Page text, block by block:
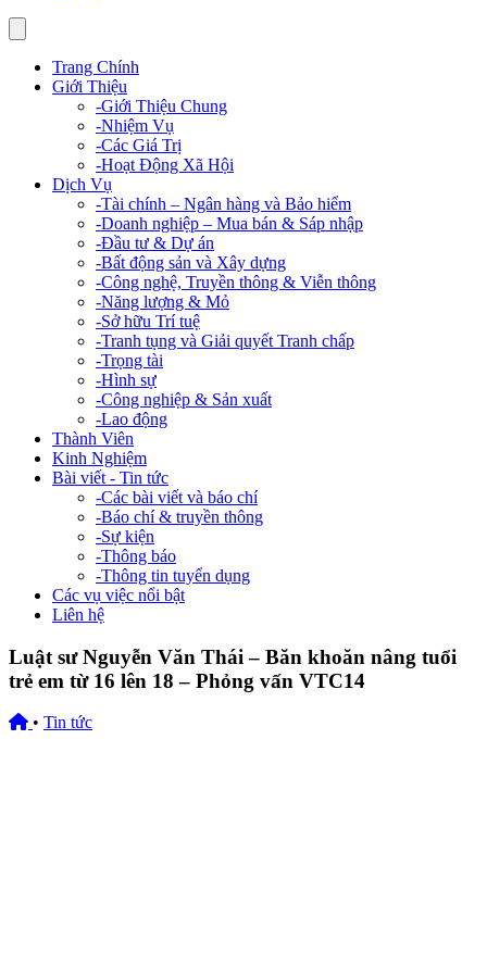
Trang Chính
Giới Thiệu
-Giới Thiệu Chung
-Nhiệm Vụ
-Các Giá Trị
-Hoạt Động Xã Hội
Dịch Vụ
-Tài chính – Ngân hàng và Bảo hiểm
-Doanh nghiệp – Mua bán & Sáp nhập
-Đầu tư & Dự án
-Bất động sản và Xây dựng
-Công nghệ, Truyền thông & Viễn thông
-Năng lượng & Mỏ
-Sở hữu Trí tuệ
-Tranh tụng và Giải quyết Tranh chấp
-Trọng tài
-Hình sự
-Công nghiệp & Sản xuất
-Lao động
Thành Viên
Kinh Nghiệm
Bài viết - Tin tức
-Các bài viết và báo chí
-Báo chí & truyền thông
-Sự kiện
-Thông báo
-Thông tin tuyển dụng
Các vụ việc nổi bật
Liên hệ
Luật sư Nguyễn Văn Thái – Băn khoăn nâng tuổi
trẻ em từ 16 lên 18 – Phỏng vấn VTC14
• Tin tức